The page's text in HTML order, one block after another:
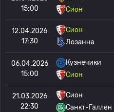
15:00
Сион
12.04.2026
17:30
Сион
Лозанна
06.04.2026
15:00
Кузнечики
Сион
21.03.2026
22:30
Сион
Санкт-Галлен